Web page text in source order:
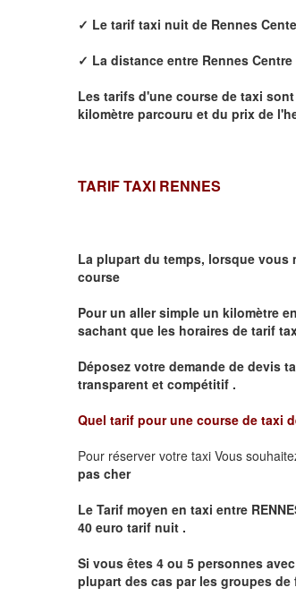
✓ Le tarif taxi nuit de Rennes
✓ La distance entre Rennes
Les tarifs d'une course de taxi
kilomètre parcouru et du prix de
TARIF TAXI RENNES
La plupart du temps, lorsque vous
course
Pour un aller simple un kilomètre
sachant que les horaires de tarif
Déposez votre demande de devis
transparent et compétitif .
Quel tarif pour une course de taxi
Pour réserver votre taxi Vous
pas cher
Le Tarif moyen en taxi entre
40 euro tarif nuit .
Si vous êtes 4 ou 5 personnes
plupart des cas par les groupes de